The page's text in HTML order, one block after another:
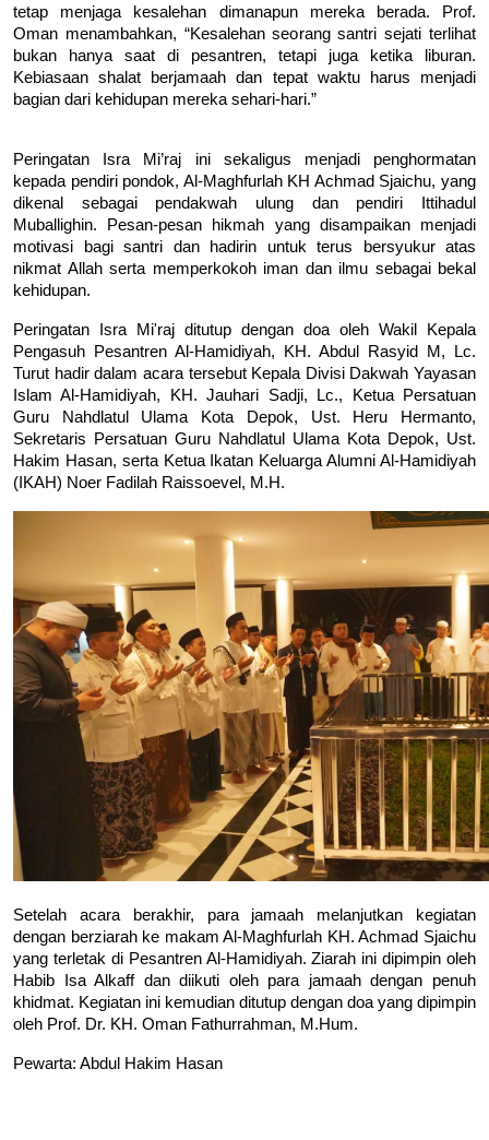
tetap menjaga kesalehan dimanapun mereka berada. Prof.
Oman menambahkan, “Kesalehan seorang santri sejati terlihat
bukan hanya saat di pesantren, tetapi juga ketika liburan.
Kebiasaan shalat berjamaah dan tepat waktu harus menjadi
bagian dari kehidupan mereka sehari-hari.”
Peringatan Isra Mi’raj ini sekaligus menjadi penghormatan
kepada pendiri pondok, Al-Maghfurlah KH Achmad Sjaichu, yang
dikenal sebagai pendakwah ulung dan pendiri Ittihadul
Muballighin. Pesan-pesan hikmah yang disampaikan menjadi
motivasi bagi santri dan hadirin untuk terus bersyukur atas
nikmat Allah serta memperkokoh iman dan ilmu sebagai bekal
kehidupan.
Peringatan Isra Mi'raj ditutup dengan doa oleh Wakil Kepala
Pengasuh Pesantren Al-Hamidiyah, KH. Abdul Rasyid M, Lc.
Turut hadir dalam acara tersebut Kepala Divisi Dakwah Yayasan
Islam Al-Hamidiyah, KH. Jauhari Sadji, Lc., Ketua Persatuan
Guru Nahdlatul Ulama Kota Depok, Ust. Heru Hermanto,
Sekretaris Persatuan Guru Nahdlatul Ulama Kota Depok, Ust.
Hakim Hasan, serta Ketua Ikatan Keluarga Alumni Al-Hamidiyah
(IKAH) Noer Fadilah Raissoevel, M.H.
Setelah acara berakhir, para jamaah melanjutkan kegiatan
dengan berziarah ke makam Al-Maghfurlah KH. Achmad Sjaichu
yang terletak di Pesantren Al-Hamidiyah. Ziarah ini dipimpin oleh
Habib Isa Alkaff dan diikuti oleh para jamaah dengan penuh
khidmat. Kegiatan ini kemudian ditutup dengan doa yang dipimpin
oleh Prof. Dr. KH. Oman Fathurrahman, M.Hum.
Pewarta: Abdul Hakim Hasan